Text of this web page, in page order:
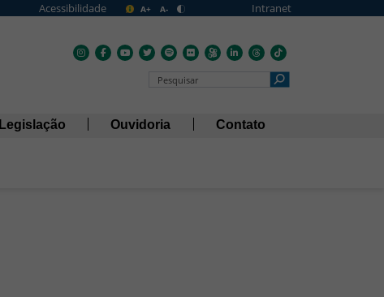
Acessibilidade A+ A- Intranet
Pesquisar no Portal
Legislação Ouvidoria Contato